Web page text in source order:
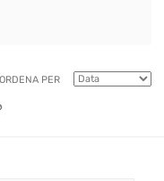
ORDENA PER